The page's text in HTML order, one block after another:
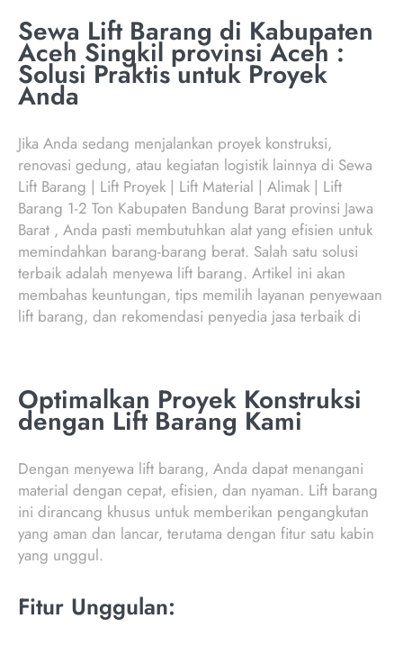
Sewa Lift Barang di Kabupaten
Aceh Singkil provinsi Aceh :
Solusi Praktis untuk Proyek
Anda
Jika Anda sedang menjalankan proyek konstruksi,
renovasi gedung, atau kegiatan logistik lainnya di Sewa
Lift Barang | Lift Proyek | Lift Material | Alimak | Lift
Barang 1-2 Ton Kabupaten Bandung Barat provinsi Jawa
Barat , Anda pasti membutuhkan alat yang efisien untuk
memindahkan barang-barang berat. Salah satu solusi
terbaik adalah menyewa lift barang. Artikel ini akan
membahas keuntungan, tips memilih layanan penyewaan
lift barang, dan rekomendasi penyedia jasa terbaik di
Optimalkan Proyek Konstruksi
dengan Lift Barang Kami
Dengan menyewa lift barang, Anda dapat menangani
material dengan cepat, efisien, dan nyaman. Lift barang
ini dirancang khusus untuk memberikan pengangkutan
yang aman dan lancar, terutama dengan fitur satu kabin
yang unggul.
Fitur Unggulan: